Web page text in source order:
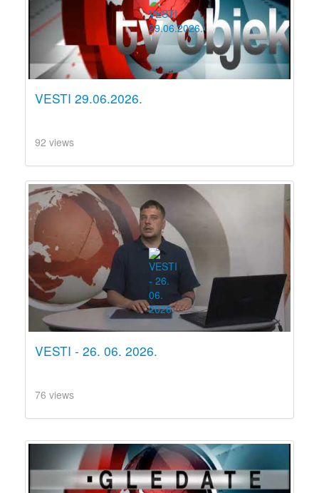
VESTI 29.06.2026.
92 views
VESTI - 26. 06. 2026.
76 views